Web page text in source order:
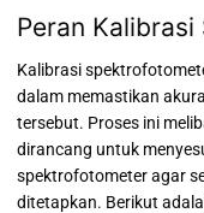
Peran
Kalibrasi
dalam memastikan
tersebut. Proses ini
dirancang untuk
spektrofotometer agar
ditetapkan. Berikut